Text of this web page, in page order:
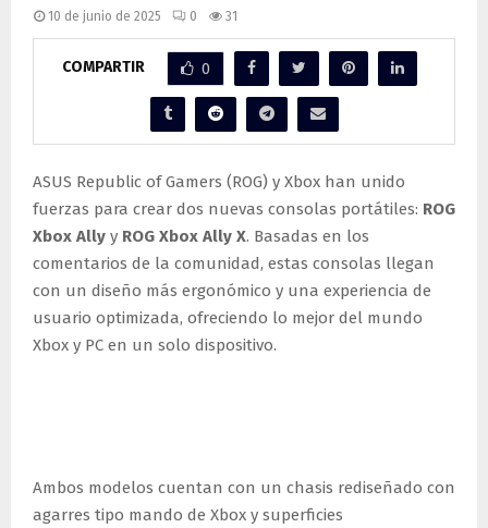
10 de junio de 2025 0 31
COMPARTIR 0
ASUS Republic of Gamers (ROG) y Xbox han unido
fuerzas para crear dos nuevas consolas portátiles: ROG
Xbox Ally y ROG Xbox Ally X. Basadas en los
comentarios de la comunidad, estas consolas llegan
con un diseño más ergonómico y una experiencia de
usuario optimizada, ofreciendo lo mejor del mundo
Xbox y PC en un solo dispositivo.
Ambos modelos cuentan con un chasis rediseñado con
agarres tipo mando de Xbox y superficies